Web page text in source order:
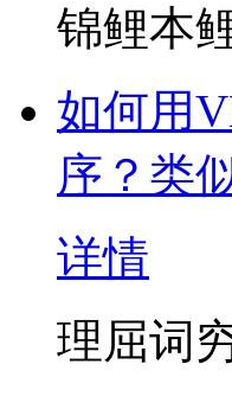
锦鲤本
如何用
序？类
详情
理屈词